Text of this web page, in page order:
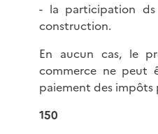
- la participation
construction.
En aucun cas, le
commerce ne peut
paiement des impôts
150